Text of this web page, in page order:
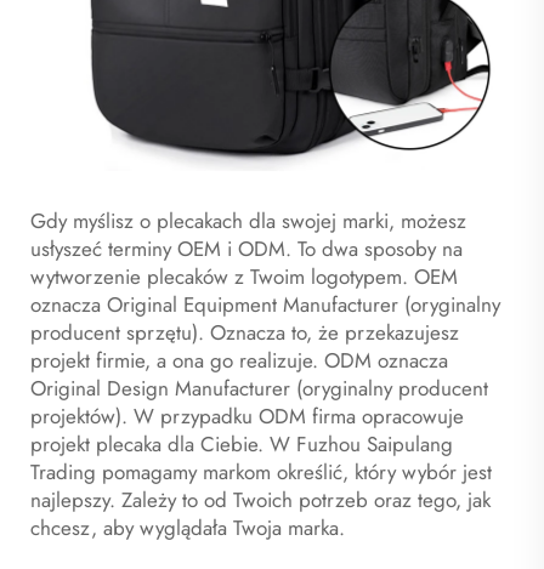
Gdy myślisz o plecakach dla swojej marki, możesz
usłyszeć terminy OEM i ODM. To dwa sposoby na
wytworzenie plecaków z Twoim logotypem. OEM
oznacza Original Equipment Manufacturer (oryginalny
producent sprzętu). Oznacza to, że przekazujesz
projekt firmie, a ona go realizuje. ODM oznacza
Original Design Manufacturer (oryginalny producent
projektów). W przypadku ODM firma opracowuje
projekt plecaka dla Ciebie. W Fuzhou Saipulang
Trading pomagamy markom określić, który wybór jest
najlepszy. Zależy to od Twoich potrzeb oraz tego, jak
chcesz, aby wyglądała Twoja marka.